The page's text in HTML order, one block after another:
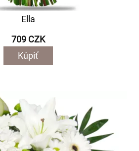
Ella
709 CZK
Kúpiť